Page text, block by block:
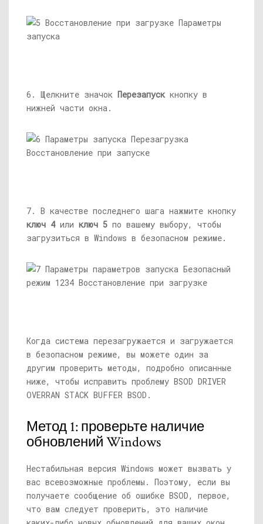
6. Щелкните значок Перезапусккнопку в
нижней части окна.
7. В качестве последнего шага нажмите кнопку
ключ 4или ключ 5 по вашему выбору, чтобы
загрузиться в Windows в безопасном режиме.
Когда система перезагружается и загружается
в безопасном режиме, вы можете один за
другим проверить методы, подробно описанные
ниже, чтобы исправить проблему BSOD DRIVER
OVERRAN STACK BUFFER BSOD.
Метод 1: проверьте наличие
обновлений Windows
Нестабильная версия Windows может вызвать у
вас всевозможные проблемы. Поэтому, если вы
получаете сообщение об ошибке BSOD, первое,
что вам следует проверить, это наличие